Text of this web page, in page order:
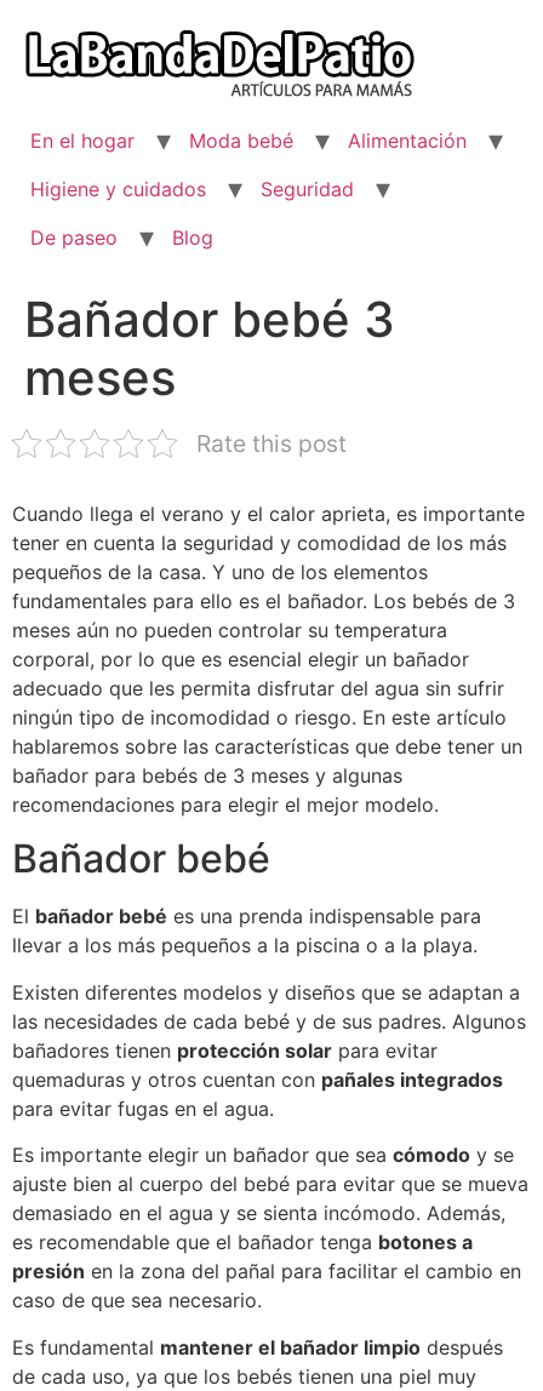
contenido
En el hogar Moda bebé
Alimentación
Higiene y cuidados
Seguridad
De paseo
Blog
Bañador bebé 3
meses
Rate this post
Cuando llega el verano y el calor aprieta, es importante
tener en cuenta la seguridad y comodidad de los más
pequeños de la casa. Y uno de los elementos
fundamentales para ello es el bañador. Los bebés de 3
meses aún no pueden controlar su temperatura
corporal, por lo que es esencial elegir un bañador
adecuado que les permita disfrutar del agua sin sufrir
ningún tipo de incomodidad o riesgo. En este artículo
hablaremos sobre las características que debe tener un
bañador para bebés de 3 meses y algunas
recomendaciones para elegir el mejor modelo.
Bañador bebé
El bañador bebé es una prenda indispensable para
llevar a los más pequeños a la piscina o a la playa.
Existen diferentes modelos y diseños que se adaptan a
las necesidades de cada bebé y de sus padres. Algunos
bañadores tienen protección solar para evitar
quemaduras y otros cuentan con pañales integrados
para evitar fugas en el agua.
Es importante elegir un bañador que sea cómodo y se
ajuste bien al cuerpo del bebé para evitar que se mueva
demasiado en el agua y se sienta incómodo. Además,
es recomendable que el bañador tenga botones a
presión en la zona del pañal para facilitar el cambio en
caso de que sea necesario.
Es fundamental mantener el bañador limpio después
de cada uso, ya que los bebés tienen una piel muy